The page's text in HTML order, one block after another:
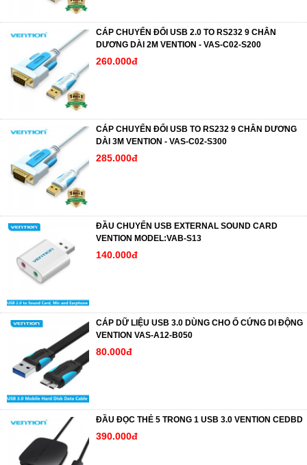
CÁP CHUYỂN ĐỔI USB 2.0 TO RS232 9 CHÂN
DƯƠNG DÀI 2M VENTION - VAS-C02-S200
260.000đ
CÁP CHUYỂN ĐỔI USB TO RS232 9 CHÂN DƯƠNG
DÀI 3M VENTION - VAS-C02-S300
285.000đ
ĐẦU CHUYỂN USB EXTERNAL SOUND CARD
VENTION MODEL:VAB-S13
140.000đ
CÁP DỮ LIỆU USB 3.0 DÙNG CHO Ổ CỨNG DI ĐỘNG
VENTION VAS-A12-B050
80.000đ
ĐẦU ĐỌC THẺ 5 TRONG 1 USB 3.0 VENTION CEDBD
390.000đ